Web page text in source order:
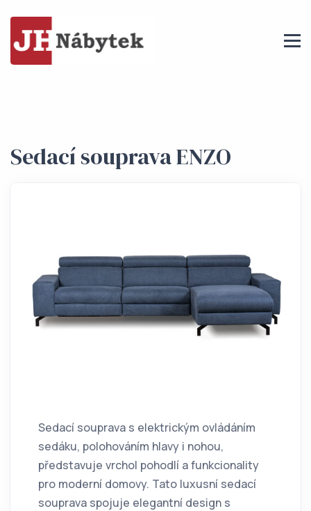
Sedací souprava ENZO
Sedací souprava s elektrickým ovládáním
sedáku, polohováním hlavy i nohou,
představuje vrchol pohodlí a funkcionality
pro moderní domovy. Tato luxusní sedací
souprava spojuje elegantní design s